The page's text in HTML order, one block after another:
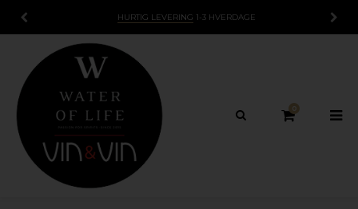
HURTIG LEVERING 1-3 HVERDAGE
0